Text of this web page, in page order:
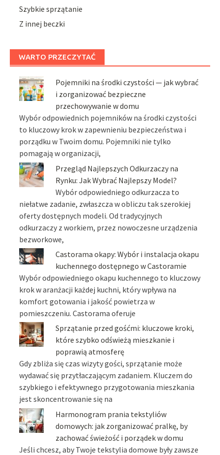
Szybkie sprzątanie
Z innej beczki
WARTO PRZECZYTAĆ
Pojemniki na środki czystości — jak wybrać
i zorganizować bezpieczne
przechowywanie w domu
Wybór odpowiednich pojemników na środki czystości
to kluczowy krok w zapewnieniu bezpieczeństwa i
porządku w Twoim domu. Pojemniki nie tylko
pomagają w organizacji,
Przegląd Najlepszych Odkurzaczy na
Rynku: Jak Wybrać Najlepszy Model?
Wybór odpowiedniego odkurzacza to
niełatwe zadanie, zwłaszcza w obliczu tak szerokiej
oferty dostępnych modeli. Od tradycyjnych
odkurzaczy z workiem, przez nowoczesne urządzenia
bezworkowe,
Castorama okapy: Wybór i instalacja okapu
kuchennego dostępnego w Castoramie
Wybór odpowiedniego okapu kuchennego to kluczowy
krok w aranżacji każdej kuchni, który wpływa na
komfort gotowania i jakość powietrza w
pomieszczeniu. Castorama oferuje
Sprzątanie przed gośćmi: kluczowe kroki,
które szybko odświeżą mieszkanie i
poprawią atmosferę
Gdy zbliża się czas wizyty gości, sprzątanie może
wydawać się przytłaczającym zadaniem. Kluczem do
szybkiego i efektywnego przygotowania mieszkania
jest skoncentrowanie się na
Harmonogram prania tekstyliów
domowych: jak zorganizować pralkę, by
zachować świeżość i porządek w domu
Jeśli chcesz, aby Twoje tekstylia domowe były zawsze